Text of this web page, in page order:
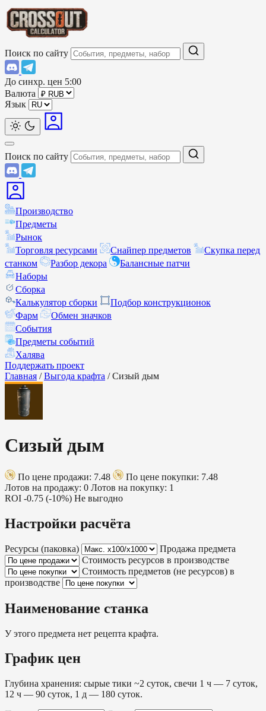
Поиск по сайту
До синхр. цен 5:00
Валюта
Язык
Поиск по сайту
Производство
Предметы
Рынок
Торговля ресурсами
Снайпер предметов
Скупка перед
станком
Разбор декора
Балансные патчи
Наборы
Сборка
Калькулятор сборки
Подбор конструкционок
Фарм
Обмен значков
События
Предметы событий
Халява
Поддержать проект
Главная / Выгода крафта / Сизый дым
Сизый дым
По цене продажи: 7.48
По цене покупки: 7.48
Лотов на продажу: 0 Лотов на покупку: 1
ROI -0.75 (-10%) Не выгодно
Настройки расчёта
Ресурсы (паковка)
Продажа предмета
Стоимость ресурсов в производстве
Стоимость предметов (не ресурсов) в
производстве
Наименование станка
У этого предмета нет рецепта крафта.
График цен
Глубина хранения: сырые тики ~2 суток, свечи 1 ч — 7 суток,
12 ч — 90 суток, 1 д — 180 суток.